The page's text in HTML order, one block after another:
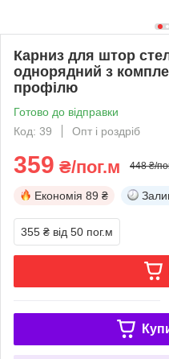
Карниз для штор
однорядний з
профілю
Готово до відправки
Код: 39
Опт і роздріб
359 ₴/пог.м 448 ₴/
Економія 89 ₴
355 ₴ від 50 пог.м